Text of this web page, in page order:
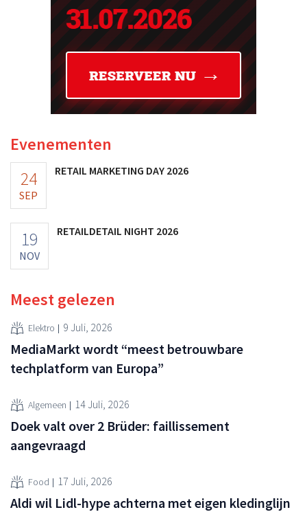
Evenementen
24
SEP
RETAIL MARKETING DAY 2026
19
NOV
RETAILDETAIL NIGHT 2026
Meest gelezen
Elektro 9 Juli, 2026
MediaMarkt wordt “meest betrouwbare
techplatform van Europa”
Algemeen 14 Juli, 2026
Doek valt over 2 Brüder: faillissement
aangevraagd
Food 17 Juli, 2026
Aldi wil Lidl-hype achterna met eigen kledinglijn